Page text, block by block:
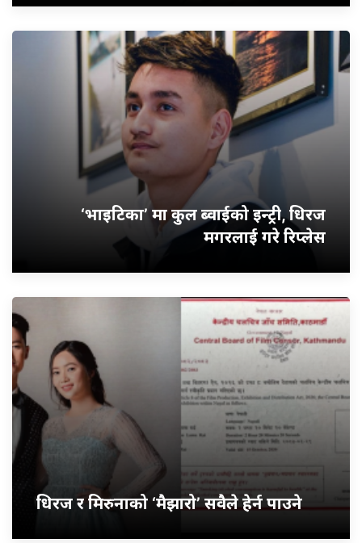
‘भाइटिका’ मा कुल ब्वाईको इन्ट्री, धिरज
मगरलाई गरे रिप्लेस
धिरज र मिरुनाको ‘मैझारो’ सवैले हेर्न पाउने